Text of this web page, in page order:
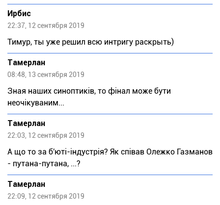
Ирбис
22:37, 12 сентября 2019
Тимур, ты уже решил всю интригу раскрыть)
Тaмeрлан
08:48, 13 сентября 2019
Зная наших синоптиків, то фінал може бути
неочікуваним...
Тaмeрлан
22:03, 12 сентября 2019
А що то за б'юті-індустрія? Як співав Олежко Газманов
- путана-путана, ...?
Тaмeрлан
22:09, 12 сентября 2019